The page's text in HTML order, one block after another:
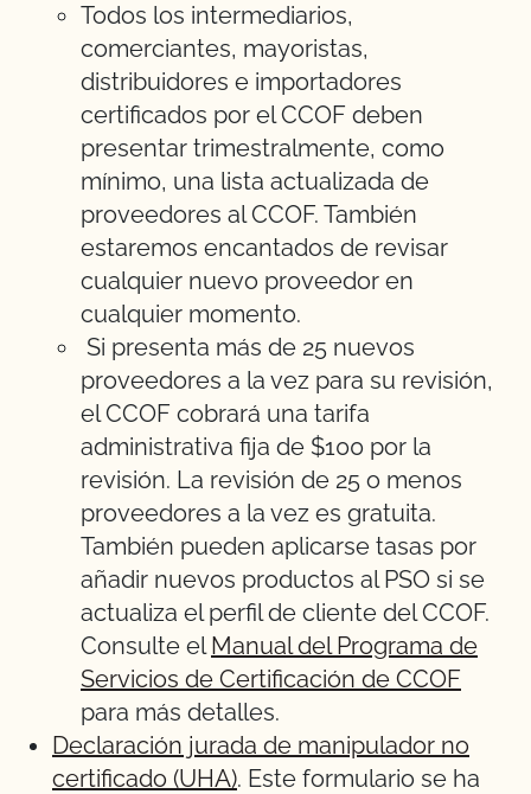
Todos los intermediarios,
comerciantes, mayoristas,
distribuidores e importadores
certificados por el CCOF deben
presentar trimestralmente, como
mínimo, una lista actualizada de
proveedores al CCOF. También
estaremos encantados de revisar
cualquier nuevo proveedor en
cualquier momento.
Si presenta más de 25 nuevos
proveedores a la vez para su revisión,
el CCOF cobrará una tarifa
administrativa fija de $100 por la
revisión. La revisión de 25 o menos
proveedores a la vez es gratuita.
También pueden aplicarse tasas por
añadir nuevos productos al PSO si se
actualiza el perfil de cliente del CCOF.
Consulte elManual del Programa de
Servicios de Certificación de CCOF
para más detalles.
Declaración jurada de manipulador no
certificado (UHA). Este formulario se ha